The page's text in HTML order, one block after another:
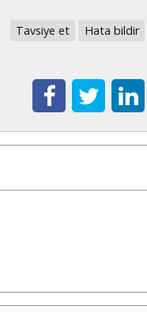
Tavsiye et Hata bildir